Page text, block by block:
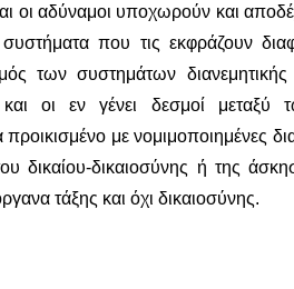
οι αδύναμοι υποχωρούν και
συστήματα που τις εκφράζουν
των συστημάτων
και οι εν γένει δεσμοί
με νομιμοποιημένες
δικαίου-δικαιοσύνης ή της
τάξης και όχι δικαιοσύνης.